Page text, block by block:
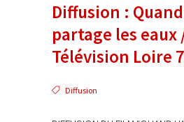
Diffusion :
partage les eaux
Télévision Loire 7
Diffusion